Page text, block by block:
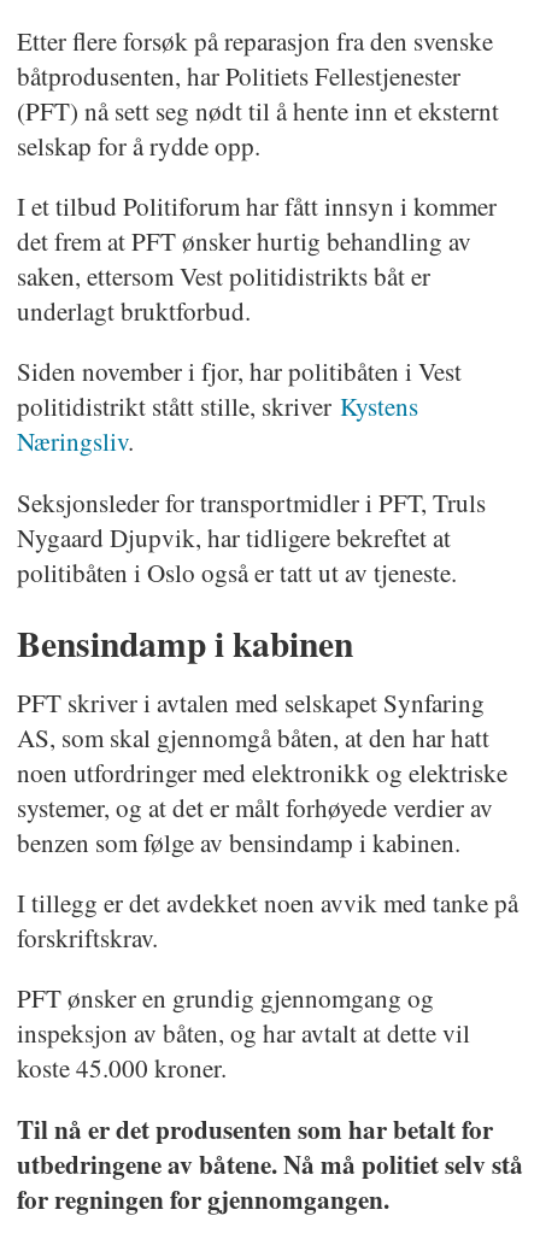
Etter flere forsøk på reparasjon fra den svenske
båtprodusenten, har Politiets Fellestjenester
(PFT) nå sett seg nødt til å hente inn et eksternt
selskap for å rydde opp.
I et tilbud Politiforum har fått innsyn i kommer
det frem at PFT ønsker hurtig behandling av
saken, ettersom Vest politidistrikts båt er
underlagt bruktforbud.
Siden november i fjor, har politibåten i Vest
politidistrikt stått stille, skriver Kystens
Næringsliv.
Seksjonsleder for transportmidler i PFT, Truls
Nygaard Djupvik, har tidligere bekreftet at
politibåten i Oslo også er tatt ut av tjeneste.
Bensindamp i kabinen
PFT skriver i avtalen med selskapet Synfaring
AS, som skal gjennomgå båten, at den har hatt
noen utfordringer med elektronikk og elektriske
systemer, og at det er målt forhøyede verdier av
benzen som følge av bensindamp i kabinen.
I tillegg er det avdekket noen avvik med tanke på
forskriftskrav.
PFT ønsker en grundig gjennomgang og
inspeksjon av båten, og har avtalt at dette vil
koste 45.000 kroner.
Til nå er det produsenten som har betalt for
utbedringene av båtene. Nå må politiet selv stå
for regningen for gjennomgangen.